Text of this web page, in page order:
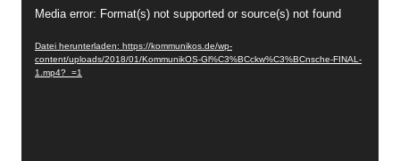
Player
Media error: Format(s) not supported or source(s) not found
Datei herunterladen: https://kommunikos.de/wp-
content/uploads/2018/01/KommunikOS-Gl%C3%BCckw%C3%BCnsche-FINAL-
1.mp4?_=1